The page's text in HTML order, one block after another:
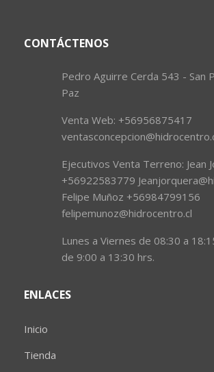
CONTÁCTENOS
Pedro Aguirre Cerda 543 - San
Paz
Venta Web: +56956875417
Ejecutivos Venta Terreno: Jean
+56922583779
Felipe Muñoz +56984799156
felipemunoz@hidrocentro.cl
Lunes a Viernes de 08:30 a
de 9:00 a 13:30 hrs.
ENLACES
Inicio
Tienda